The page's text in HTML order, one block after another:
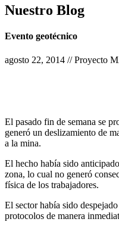
Nuestro Blog
Evento geotécnico
agosto 22, 2014 // Proyecto
El pasado fin de semana se
generó un deslizamiento de
a la mina.
El hecho había sido
zona, lo cual no generó
física de los trabajadores.
El sector había sido
protocolos de manera